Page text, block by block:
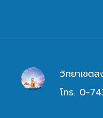
วิทยาเขตส
โทร. 0-